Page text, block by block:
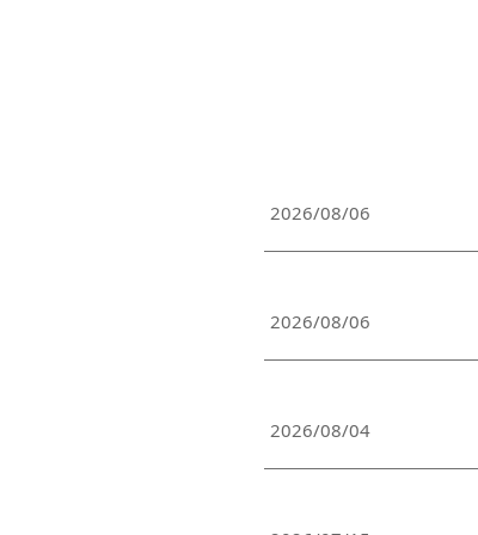
2026/08/06
2026/08/06
2026/08/04